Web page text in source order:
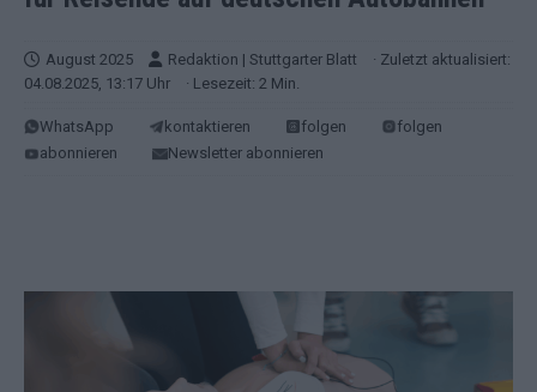
August 2025 Redaktion | Stuttgarter Blatt
· Zuletzt aktualisiert:
04.08.2025, 13:17 Uhr
· Lesezeit: 2 Min.
WhatsApp kontaktieren folgen
folgen
abonnieren
Newsletter abonnieren